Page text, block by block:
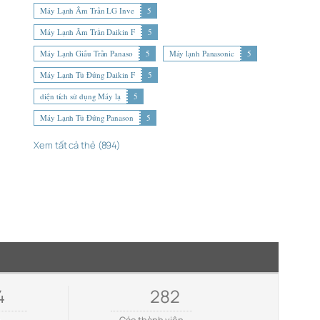
Máy Lạnh Âm Trần LG Inve
5
Máy Lạnh Âm Trần Daikin F
5
Máy Lạnh Giấu Trần Panaso
5 Máy lạnh Panasonic
5
Máy Lạnh Tủ Đứng Daikin F
5
diện tích sử dụng Máy lạ
5
Máy Lạnh Tủ Đứng Panason
5
Xem tất cả thẻ (894)
282